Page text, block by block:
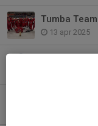
Tumba
13 apr 2025